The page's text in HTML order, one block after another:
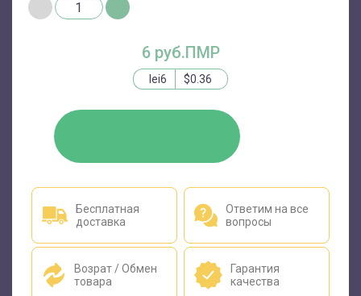
6 руб.ПМР
lei6 $0.36
Бесплатная
доставка
Ответим на все
вопросы
Возрат / Обмен
товара
Гарантия
качества